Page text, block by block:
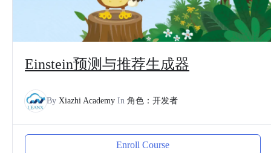
Einstein预测与推荐生成器
By Xiazhi Academy In 角色：开发者
Enroll Course